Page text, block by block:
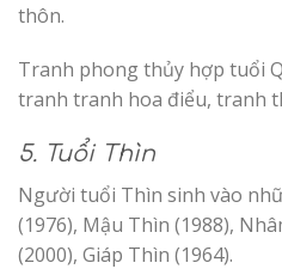
thôn.
Tranh phong thủy hợp tuổi
tranh tranh hoa điểu, tranh
5. Tuổi Thìn
Người tuổi Thìn sinh vào
(1976), Mậu Thìn (1988),
(2000), Giáp Thìn (1964).